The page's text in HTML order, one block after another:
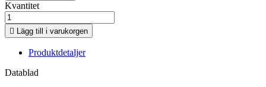
Kvantitet
 Lägg till i varukorgen
Produktdetaljer
Datablad